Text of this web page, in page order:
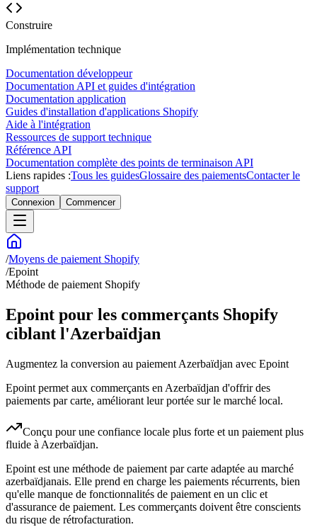
Construire
Implémentation technique
Documentation développeur
Documentation API et guides d'intégration
Documentation application
Guides d'installation d'applications Shopify
Aide à l'intégration
Ressources de support technique
Référence API
Documentation complète des points de terminaison API
Liens rapides :Tous les guidesGlossaire des paiementsContacter le
support
Connexion Commencer
/Moyens de paiement Shopify
/Epoint
Méthode de paiement Shopify
Epoint pour les commerçants Shopify
ciblant l'Azerbaïdjan
Augmentez la conversion au paiement Azerbaïdjan avec Epoint
Epoint permet aux commerçants en Azerbaïdjan d'offrir des
paiements par carte, améliorant leur portée sur le marché local.
Conçu pour une confiance locale plus forte et un paiement plus
fluide à Azerbaïdjan.
Epoint est une méthode de paiement par carte adaptée au marché
azerbaïdjanais. Elle prend en charge les paiements récurrents, bien
qu'elle manque de fonctionnalités de paiement en un clic et
d'assurance de paiement. Les commerçants doivent être conscients
du risque de rétrofacturation.